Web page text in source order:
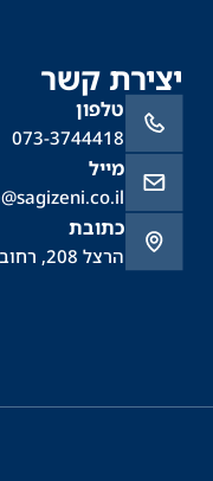
יצירת קשר
טלפון
073-3744418
מייל
כתובת
הרצל 208, רחובות